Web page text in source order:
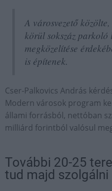
A városvezető
körül sokszáz parkoló
megközelítése
is építenek.
Cser-Palkovics András
Modern városok program
állami forrásból, nettóban
milliárd forintból valósul
További 20-25
tud majd szolgálni